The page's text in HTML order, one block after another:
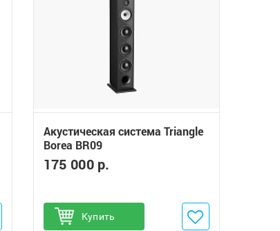
Акустическая система Triangle
Borea BR09
175 000 р.
Купить
Добавить в избранное